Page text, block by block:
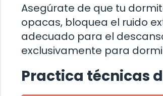
Asegúrate de que tu
opacas, bloquea el ruido
adecuado para el
exclusivamente para
Practica técnicas